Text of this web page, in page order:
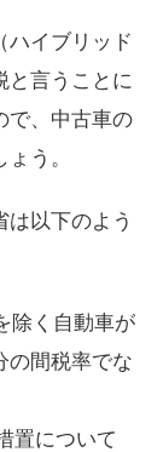
ハイブリッド
と言うことに
で、中古車の
う。
以下のよう
除く自動車が
の間税率でな
置について